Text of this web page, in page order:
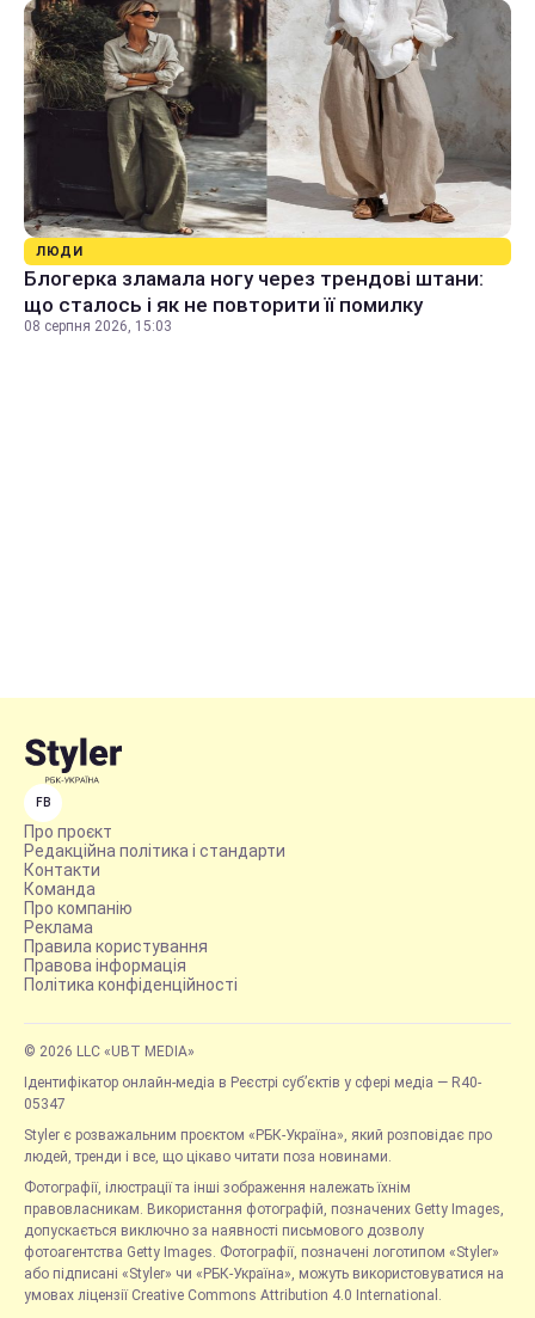
ЛЮДИ
Блогерка зламала ногу через трендові штани:
що сталось і як не повторити її помилку
08 серпня 2026, 15:03
FB
Про проєкт
Редакційна політика і стандарти
Контакти
Команда
Про компанію
Реклама
Правила користування
Правова інформація
Політика конфіденційності
© 2026 LLC «UBT MEDIA»
Ідентифікатор онлайн-медіа в Реєстрі суб’єктів у сфері медіа — R40-
05347
Styler є розважальним проєктом «РБК-Україна», який розповідає про
людей, тренди і все, що цікаво читати поза новинами.
Фотографії, ілюстрації та інші зображення належать їхнім
правовласникам. Використання фотографій, позначених Getty Images,
допускається виключно за наявності письмового дозволу
фотоагентства Getty Images. Фотографії, позначені логотипом «Styler»
або підписані «Styler» чи «РБК-Україна», можуть використовуватися на
умовах ліцензії Creative Commons Attribution 4.0 International.